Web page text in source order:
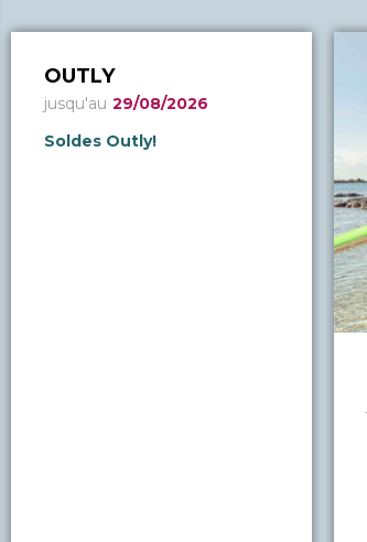
OUTLY
jusqu'au 29/08/2026
Soldes Outly!